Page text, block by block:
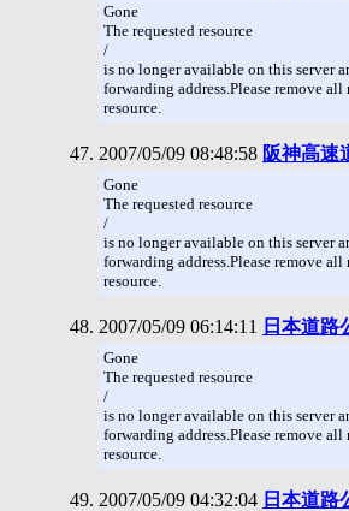
Gone
The requested resource
/
is no longer available on this server
forwarding address.Please remove all
resource.
2007/05/09 08:48:58 阪神高速
Gone
The requested resource
/
is no longer available on this server
forwarding address.Please remove all
resource.
2007/05/09 06:14:11 日本道路
Gone
The requested resource
/
is no longer available on this server
forwarding address.Please remove all
resource.
2007/05/09 04:32:04 日本道路